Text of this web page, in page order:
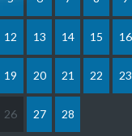
12 13 14 15 16
19 20 21 22 23
26 27 28